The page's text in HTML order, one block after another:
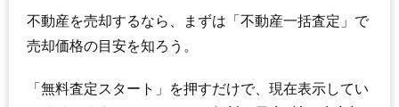
不動産を売却するなら、まずは「不動産一括査定」で
売却価格の目安を知ろう。
「無料査定スタート」を押すだけで、現在表示してい